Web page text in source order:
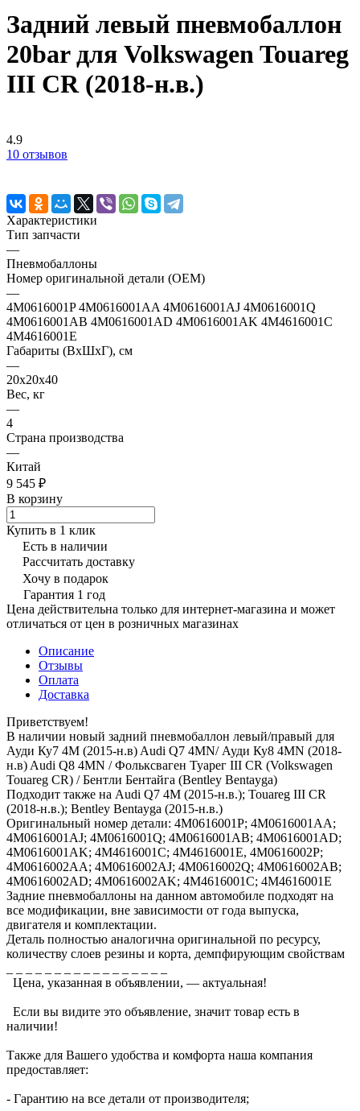
Задний левый пневмобаллон
20bar для Volkswagen Touareg
III CR (2018-н.в.)
4.9
10 отзывов
Характеристики
Тип запчасти
—
Пневмобаллоны
Номер оригинальной детали (OEM)
—
4M0616001P 4M0616001AA 4M0616001AJ 4M0616001Q
4M0616001AB 4M0616001AD 4M0616001AK 4M4616001C
4M4616001E
Габариты (ВхШхГ), см
—
20x20x40
Вес, кг
—
4
Страна производства
—
Китай
9 545 ₽
В корзину
Купить в 1 клик
Есть в наличии
Рассчитать доставку
Хочу в подарок
Гарантия 1 год
Цена действительна только для интернет-магазина и может
отличаться от цен в розничных магазинах
Описание
Отзывы
Оплата
Доставка
Приветствуем!
В наличии новый задний пневмобаллон левый/правый для
Ауди Ку7 4M (2015-н.в) Audi Q7 4MN/ Ауди Ку8 4MN (2018-
н.в) Audi Q8 4MN / Фольксваген Туарег III CR (Volkswagen
Touareg CR) / Бентли Бентайга (Bentley Bentayga)
Подходит также на Audi Q7 4M (2015-н.в.); Touareg III CR
(2018-н.в.); Bentley Bentayga (2015-н.в.)
Оригинальный номер детали: 4M0616001P; 4M0616001AA;
4M0616001AJ; 4M0616001Q; 4M0616001AB; 4M0616001AD;
4M0616001AK; 4M4616001C; 4M4616001E, 4M0616002P;
4M0616002AA; 4M0616002AJ; 4M0616002Q; 4M0616002AB;
4M0616002AD; 4M0616002AK; 4M4616001C; 4M4616001E
Задние пневмобаллоны на данном автомобиле подходят на
все модификации, вне зависимости от года выпуска,
двигателя и комплектации.
Деталь полностью аналогична оригинальной по ресурсу,
количеству слоев резины и корта, демпфирующим свойствам
Цена, указанная в объявлении, — актуальная!
Если вы видите это объявление, значит товар есть в
наличии!
Также для Вашего удобства и комфорта наша компания
предоставляет:
- Гарантию на все детали от производителя;